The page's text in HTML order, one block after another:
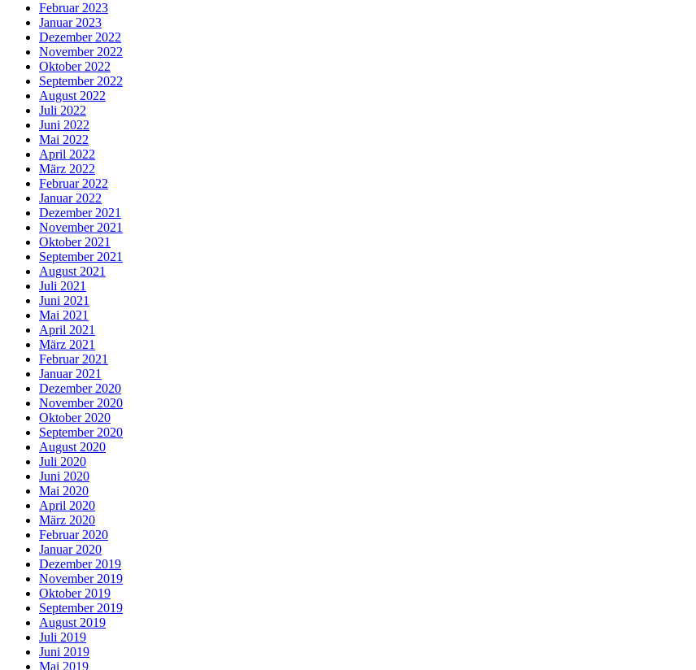
Februar 2023
Januar 2023
Dezember 2022
November 2022
Oktober 2022
September 2022
August 2022
Juli 2022
Juni 2022
Mai 2022
April 2022
März 2022
Februar 2022
Januar 2022
Dezember 2021
November 2021
Oktober 2021
September 2021
August 2021
Juli 2021
Juni 2021
Mai 2021
April 2021
März 2021
Februar 2021
Januar 2021
Dezember 2020
November 2020
Oktober 2020
September 2020
August 2020
Juli 2020
Juni 2020
Mai 2020
April 2020
März 2020
Februar 2020
Januar 2020
Dezember 2019
November 2019
Oktober 2019
September 2019
August 2019
Juli 2019
Juni 2019
Mai 2019